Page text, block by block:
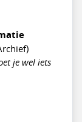
je wel iets